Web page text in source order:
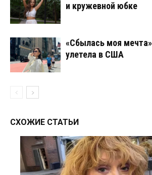
и кружевной юбке
«Сбылась моя
улетела в США
СХОЖИЕ СТАТЬИ